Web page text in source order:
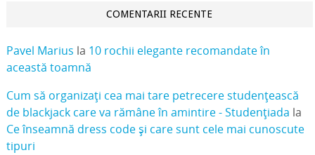
COMENTARII RECENTE
Pavel Marius la 10 rochii elegante recomandate în
această toamnă
Cum să organizați cea mai tare petrecere studențească
de blackjack care va rămâne în amintire - Studențiada la
Ce înseamnă dress code și care sunt cele mai cunoscute
tipuri